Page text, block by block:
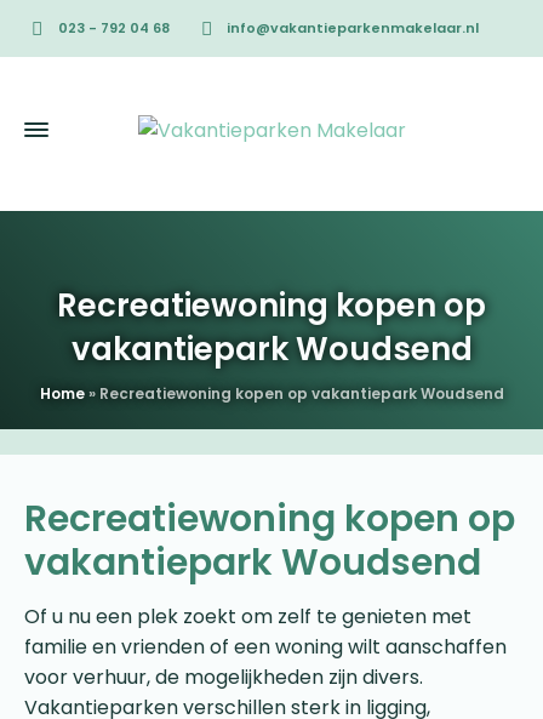
023 - 792 04 68 info@vakantieparkenmakelaar.nl
Recreatiewoning kopen op
vakantiepark Woudsend
Home» Recreatiewoning kopen op vakantiepark Woudsend
Recreatiewoning kopen op
vakantiepark Woudsend
Of u nu een plek zoekt om zelf te genieten met
familie en vrienden of een woning wilt aanschaffen
voor verhuur, de mogelijkheden zijn divers.
Vakantieparken verschillen sterk in ligging,